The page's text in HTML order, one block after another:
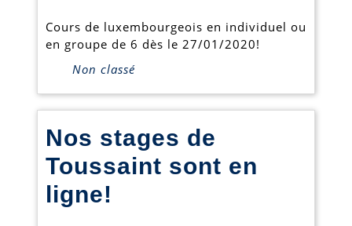
Cours de luxembourgeois en individuel ou
en groupe de 6 dès le 27/01/2020!
Non classé
Nos stages de
Toussaint sont en
ligne!